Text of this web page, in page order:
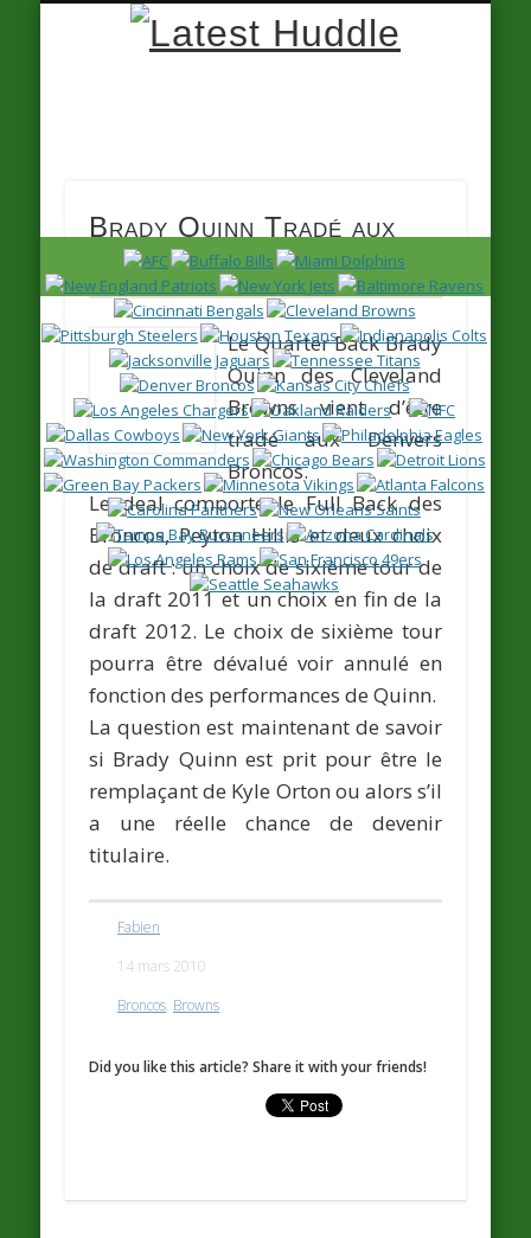
Brady Quinn Tradé aux
Broncos
Le Quarter BackBrady
Quinndes Cleveland
Browns vient d’être
tradé aux Denvers
Broncos.
Le deal comporte le Full Back des
Broncos,Peyton Hilliset deux choix
de draft : un choix de sixième tour de
la draft 2011 et un choix en fin de la
draft 2012. Le choix de sixième tour
pourra être dévalué voir annulé en
fonction des performances de Quinn.
La question est maintenant de savoir
si Brady Quinn est prit pour être le
remplaçant de Kyle Orton ou alors s’il
a une réelle chance de devenir
titulaire.
Fabien
14 mars 2010
Broncos, Browns
Did you like this article? Share it with your friends!